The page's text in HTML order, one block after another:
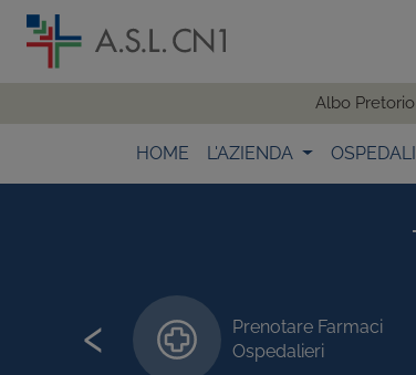
Albo Pretorio
HOME L'AZIENDA OSPEDALI
esami
Prenotare Farmaci
Ospedalieri
‹